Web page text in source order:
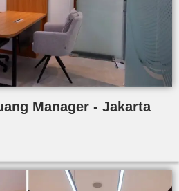
Manager - Jakarta